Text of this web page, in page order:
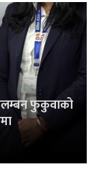
फुकुवाको